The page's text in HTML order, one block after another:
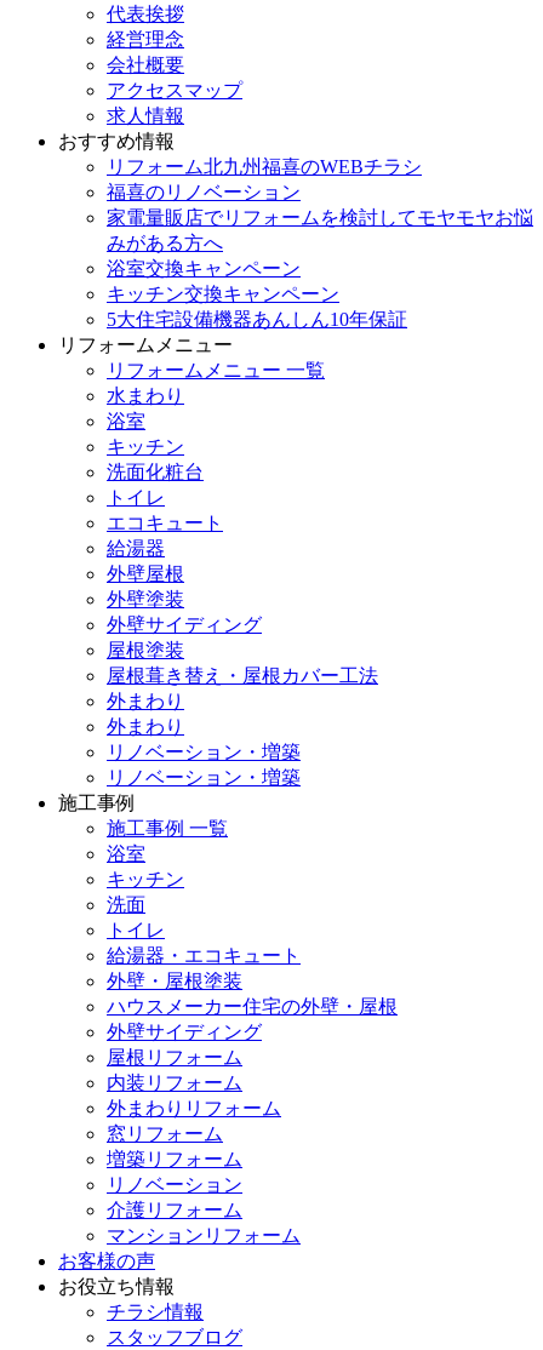
代表挨拶
経営理念
会社概要
アクセスマップ
求人情報
おすすめ情報
リフォーム北九州福喜のWEBチラシ
福喜のリノベーション
家電量販店でリフォームを検討してモヤモヤお悩
みがある方へ
浴室交換キャンペーン
キッチン交換キャンペーン
5大住宅設備機器あんしん10年保証
リフォームメニュー
リフォームメニュー 一覧
水まわり
浴室
キッチン
洗面化粧台
トイレ
エコキュート
給湯器
外壁屋根
外壁塗装
外壁サイディング
屋根塗装
屋根葺き替え・屋根カバー工法
外まわり
外まわり
リノベーション・増築
リノベーション・増築
施工事例
施工事例 一覧
浴室
キッチン
洗面
トイレ
給湯器・エコキュート
外壁・屋根塗装
ハウスメーカー住宅の外壁・屋根
外壁サイディング
屋根リフォーム
内装リフォーム
外まわりリフォーム
窓リフォーム
増築リフォーム
リノベーション
介護リフォーム
マンションリフォーム
お客様の声
お役立ち情報
チラシ情報
スタッフブログ